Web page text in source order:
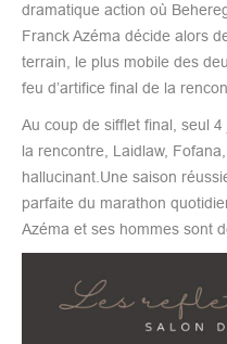
dramatique action où
Franck Azéma décide alors
terrain, le plus mobile des
feu d’artifice final de la
Au coup de sifflet final, seul
la rencontre, Laidlaw,
hallucinant.Une saison
parfaite du marathon
Azéma et ses hommes sont